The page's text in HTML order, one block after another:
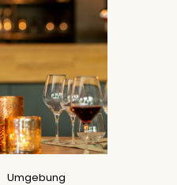
Umgebung